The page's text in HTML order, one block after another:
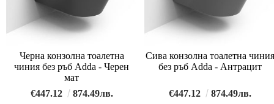
Черна конзолна тоалетна
чиния без ръб Adda - Черен
мат
€447.12
874.49лв.
Сива конзолна тоалетна чиния
без ръб Adda - Антрацит
€447.12 874.49лв.